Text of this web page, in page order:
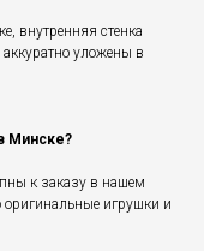
внутренняя стенка
уложены в
Минске?
к заказу в нашем
оригинальные игрушки и